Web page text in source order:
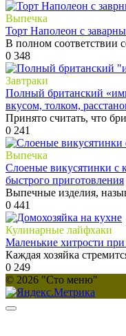
Выпечка
Торт Наполеон с
В полном соответствии
0 348
Завтраки
Полный британский
вкусом, толком,
Принято считать, что
0 241
Выпечка
Слоеные викусятинки с
быстрого приготовления
Выпечные изделия,
0 441
Кулинарные лайфхаки
Маленькие хитрости
Каждая хозяйка
0 249
© 2026 "Сто меню"